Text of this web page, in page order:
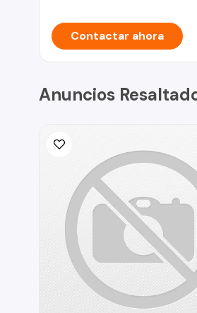
Contactar ahora
Anuncios